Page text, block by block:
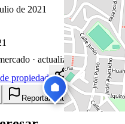
de 2021
· actualizado hace 6 días
propiedad
Compartir
Reportar anuncio